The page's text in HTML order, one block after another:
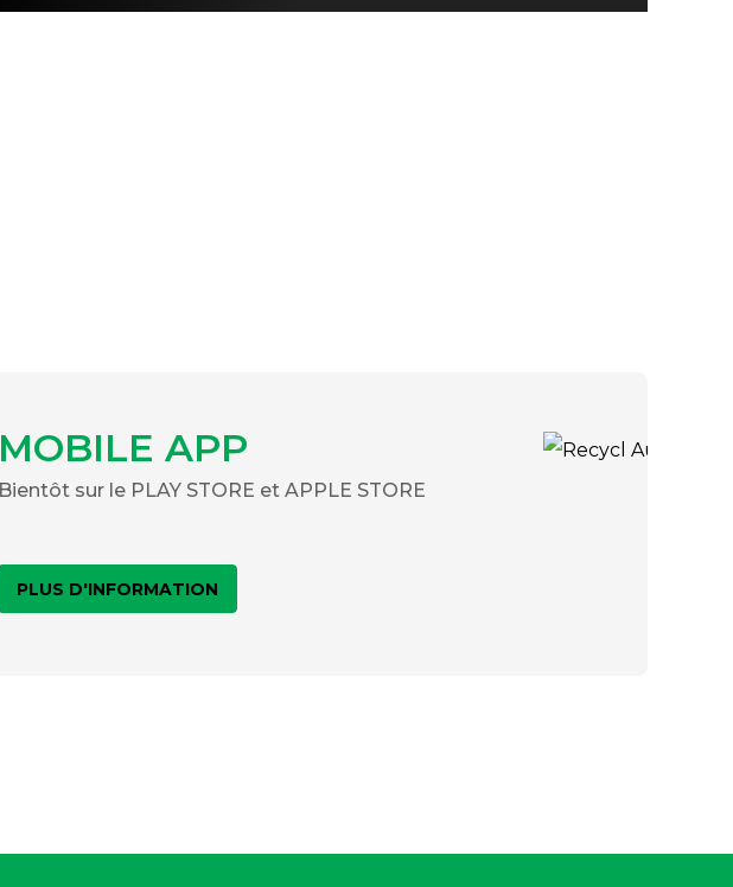
MOBILE APP
Bientôt sur le PLAY STORE et APPLE STORE
PLUS D'INFORMATION